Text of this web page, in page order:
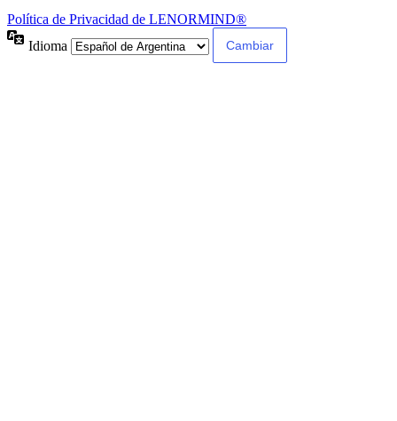
Política de Privacidad de LENORMIND®
Idioma